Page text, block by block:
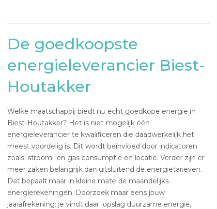
De goedkoopste
energieleverancier Biest-
Houtakker
Welke maatschappij biedt nu echt goedkope energie in
Biest-Houtakker? Het is niet mogelijk één
energieleverancier te kwalificeren die daadwerkelijk het
meest voordelig is. Dit wordt beïnvloed door indicatoren
zoals: stroom- en gas consumptie en locatie. Verder zijn er
meer zaken belangrijk dan uitsluitend de energietarieven.
Dat bepaalt maar in kleine mate de maandelijks
energierekeningen. Doorzoek maar eens jouw
jaarafrekening: je vindt daar: opslag duurzame energie,